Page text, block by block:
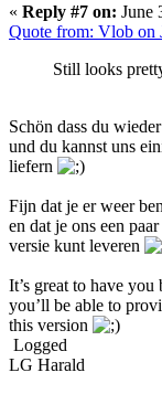
« Reply #7 on: June
Quote from: Vlob on
Still looks
Schön dass du
und du kannst uns
liefern
Fijn dat je er weer
en dat je ons een
versie kunt leveren
It’s great to have
you’ll be able to
this version
Logged
LG Harald